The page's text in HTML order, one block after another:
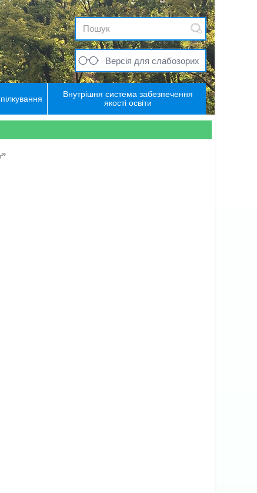
Версія для слабозорих
Внутрішня система забезпечення
якості освіти